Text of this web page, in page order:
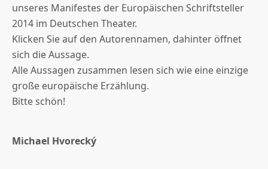
unseres Manifestes der Europäischen Schriftsteller
2014 im Deutschen Theater.
Klicken Sie auf den Autorennamen, dahinter öffnet
sich die Aussage.
Alle Aussagen zusammen lesen sich wie eine einzige
große europäische Erzählung.
Bitte schön!
Michael Hvorecký